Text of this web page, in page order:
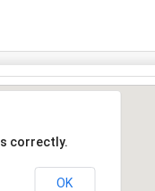
correctly.
OK